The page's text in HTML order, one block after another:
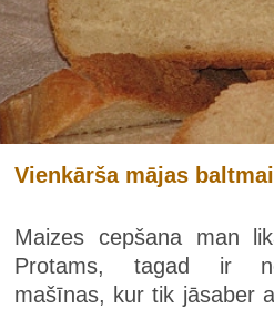
Vienkārša mājas
Maizes cepšana man
Protams, tagad ir
mašīnas, kur tik jāsaber